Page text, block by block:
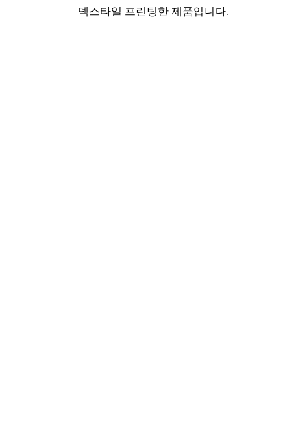
덱스타일 프린팅한 제품입니다.